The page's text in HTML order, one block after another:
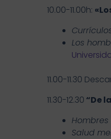
10.00-11.00h:
Los
11.00-11.30
11.30-12.30 “De
Salud